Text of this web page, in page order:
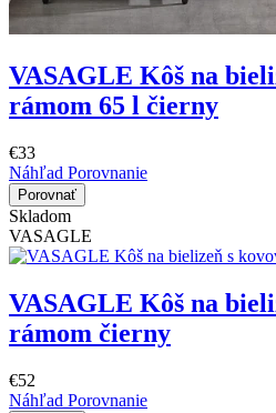
VASAGLE Kôš na
rámom 65 l čierny
€33
Náhľad Porovnanie
Porovnať
Skladom
VASAGLE
VASAGLE Kôš na
rámom čierny
€52
Náhľad Porovnanie